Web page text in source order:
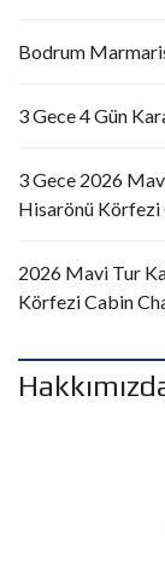
Bodrum
3 Gece 4 Gün
3 Gece 2026
Hisarönü Körfezi
2026 Mavi Tur
Körfezi Cabin